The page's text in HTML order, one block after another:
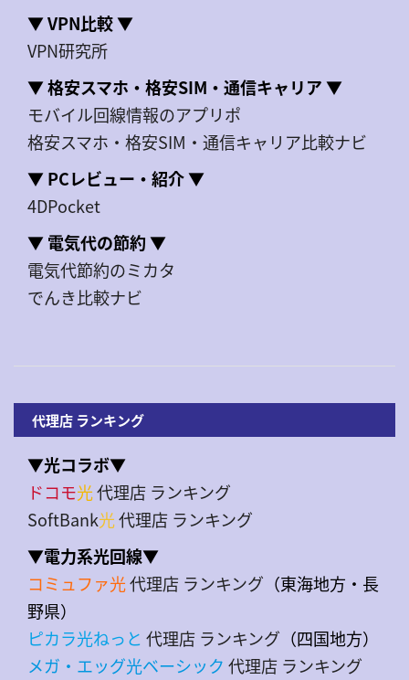
▼ VPN比較 ▼
VPN研究所
▼ 格安スマホ・格安SIM・通信キャリア ▼
モバイル回線情報のアプリポ
格安スマホ・格安SIM・通信キャリア比較ナビ
▼ PCレビュー・紹介 ▼
4DPocket
▼ 電気代の節約 ▼
電気代節約のミカタ
でんき比較ナビ
代理店 ランキング
▼光コラボ▼
ドコモ光代理店 ランキング
SoftBank光代理店 ランキング
▼電力系光回線▼
コミュファ光代理店 ランキング （東海地方・長
野県）
ピカラ光ねっと 代理店 ランキング （四国地方）
メガ・エッグ光ベーシック 代理店 ランキング